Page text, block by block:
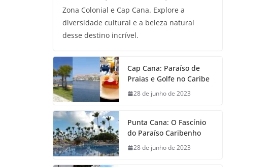
Zona Colonial e Cap Cana. Explore a
diversidade cultural e a beleza natural
desse destino incrível.
Cap Cana: Paraíso de
Praias e Golfe no Caribe
28 de junho de 2023
Punta Cana: O Fascínio
do Paraíso Caribenho
28 de junho de 2023